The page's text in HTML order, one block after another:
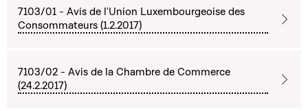
7103/01 - Avis de l'Union Luxembourgeoise des
Consommateurs (1.2.2017)
7103/02 - Avis de la Chambre de Commerce
(24.2.2017)